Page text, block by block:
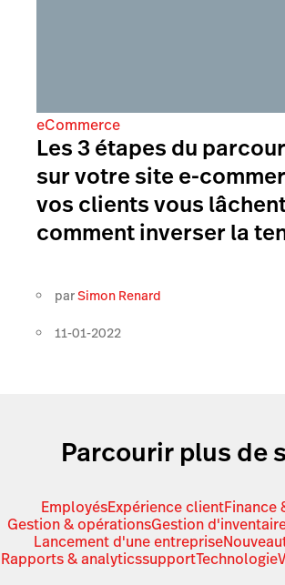
eCommerce
Les 3 étapes du
sur votre site e-
vos clients vous
comment inverser la
parSimon Renard
11-01-2022
Parcourir plus de
EmployésExpérience clientFinance
Gestion & opérationsGestion
Lancement d'une entreprise
Rapports & analyticssupportTechnologie